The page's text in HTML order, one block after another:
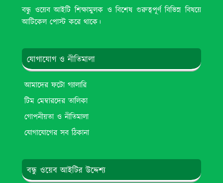
বন্ধু ওয়েব আইটি শিক্ষামুলক ও বিশেষ গুরুত্বপূর্ণ বিভিন্ন বিষয়ে
আটিকেল পোস্ট করে থাকে।
যোগাযোগ ও নীতিমালা
আমাদের ফটো গ্যালারি
টিম মেম্বারদের তালিকা
গোপনীয়তা ও নীতিমালা
যোগাযোগের সব ঠিকানা
বন্ধু ওয়েব আইটির উদ্দেশ্য